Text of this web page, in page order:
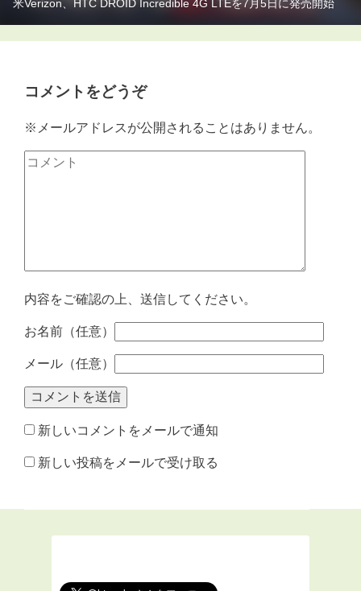
米Verizon、HTC DROID Incredible 4G LTEを7月5日に発売開始
コメントをどうぞ
※メールアドレスが公開されることはありません。
内容をご確認の上、送信してください。
お名前（任意）
メール（任意）
新しいコメントをメールで通知
新しい投稿をメールで受け取る